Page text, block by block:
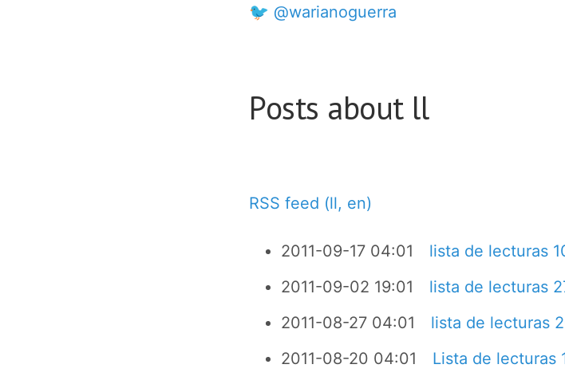
🐦 @warianoguerra
Posts about ll
RSS feed (ll, en)
2011-09-17 04:01
lista de lecturas
2011-09-02 19:01
lista de lecturas
2011-08-27 04:01
lista de lecturas
2011-08-20 04:01
Lista de lecturas